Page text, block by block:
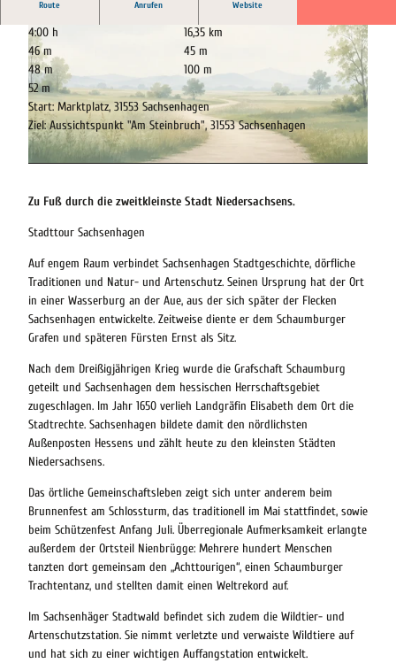
© All rights reserved and protected by German law. The photo is protected by and subject to the ‘Ger
man Copyright Act’ (= deutsches Urheberrechtsgesetz, UrhG)., Wolf Dietrich Wehnert
Route Anrufen Website
4:00 h
16,35 km
46 m
45 m
48 m
100 m
52 m
Start: Marktplatz, 31553 Sachsenhagen
Ziel: Aussichtspunkt "Am Steinbruch", 31553 Sachsenhagen
Zu Fuß durch die zweitkleinste Stadt Niedersachsens.
Stadttour Sachsenhagen
Auf engem Raum verbindet Sachsenhagen Stadtgeschichte, dörfliche
Traditionen und Natur- und Artenschutz. Seinen Ursprung hat der Ort
in einer Wasserburg an der Aue, aus der sich später der Flecken
Sachsenhagen entwickelte. Zeitweise diente er dem Schaumburger
Grafen und späteren Fürsten Ernst als Sitz.
Nach dem Dreißigjährigen Krieg wurde die Grafschaft Schaumburg
geteilt und Sachsenhagen dem hessischen Herrschaftsgebiet
zugeschlagen. Im Jahr 1650 verlieh Landgräfin Elisabeth dem Ort die
Stadtrechte. Sachsenhagen bildete damit den nördlichsten
Außenposten Hessens und zählt heute zu den kleinsten Städten
Niedersachsens.
Das örtliche Gemeinschaftsleben zeigt sich unter anderem beim
Brunnenfest am Schlossturm, das traditionell im Mai stattfindet, sowie
beim Schützenfest Anfang Juli. Überregionale Aufmerksamkeit erlangte
außerdem der Ortsteil Nienbrügge: Mehrere hundert Menschen
tanzten dort gemeinsam den „Achttourigen“, einen Schaumburger
Trachtentanz, und stellten damit einen Weltrekord auf.
Im Sachsenhäger Stadtwald befindet sich zudem die Wildtier- und
Artenschutzstation. Sie nimmt verletzte und verwaiste Wildtiere auf
und hat sich zu einer wichtigen Auffangstation entwickelt.